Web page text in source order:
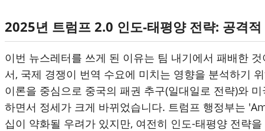
2025년 트럼프 2.0 인도-태평양 전략: 공격
이번 뉴스레터를 쓰게 된 이유는 팀 내기에서 패배한
서, 국제 경쟁이 번역 수요에 미치는 영향을 분석하기
이론을 중심으로 중국의 패권 추구(일대일로 전략)와
하면서 정세가 크게 바뀌었습니다. 트럼프 행정부는
십이 약화될 우려가 있지만, 여전히 인도-태평양 전략